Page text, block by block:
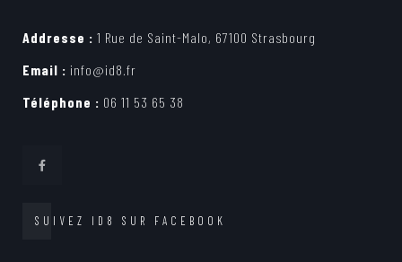
Addresse : 1 Rue de Saint-Malo, 67100 Strasbourg
Email : info@id8.fr
Téléphone : 06 11 53 65 38
SUIVEZ ID8 SUR FACEBOOK